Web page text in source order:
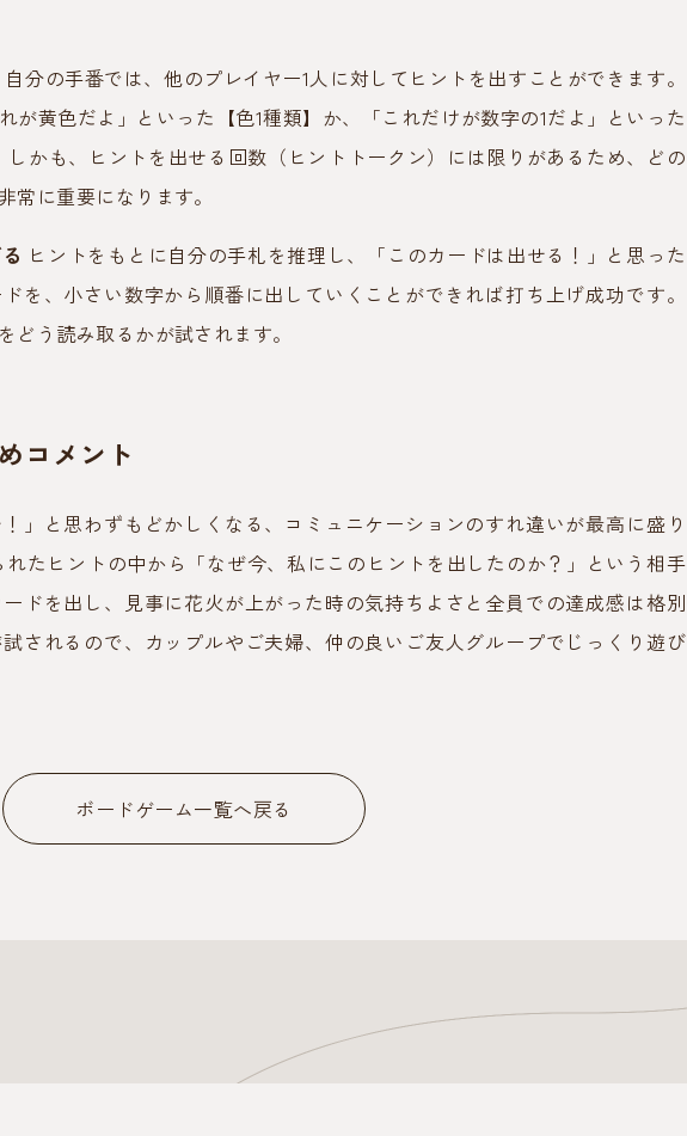
自分の手番では、他のプレイヤー1人に対してヒントを出すことができます。
が黄色だよ」といった【色1種類】か、「これだけが数字の1だよ」といった
しかも、ヒントを出せる回数（ヒントトークン）には限りがあるため、どの
常に重要になります。
ヒントをもとに自分の手札を推理し、「このカードは出せる！」と思った
を、小さい数字から順番に出していくことができれば打ち上げ成功です。
う読み取るかが試されます。
コメント
」と思わずもどかしくなる、コミュニケーションのすれ違いが最高に盛り
たヒントの中から「なぜ今、私にこのヒントを出したのか？」という相手
ドを出し、見事に花火が上がった時の気持ちよさと全員での達成感は格別
されるので、カップルやご夫婦、仲の良いご友人グループでじっくり遊び
ボードゲーム一覧へ戻る